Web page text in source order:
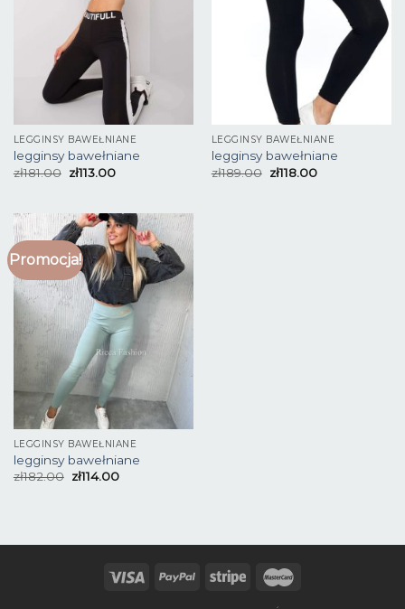
LEGGINSY BAWEŁNIANE
legginsy bawełniane
zł181.00 zł113.00
LEGGINSY BAWEŁNIANE
legginsy bawełniane
zł189.00 zł118.00
Promocja!
LEGGINSY BAWEŁNIANE
legginsy bawełniane
zł182.00 zł114.00